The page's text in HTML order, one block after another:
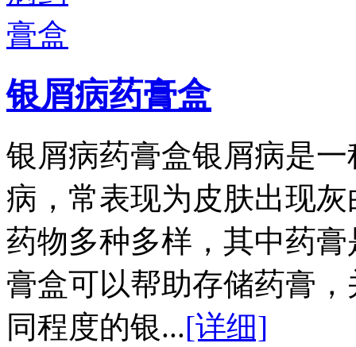
银屑病药膏盒
银屑病药膏盒银屑病是
病，常表现为皮肤出现
药物多种多样，其中药
膏盒可以帮助存储药膏
同程度的银...[详细]